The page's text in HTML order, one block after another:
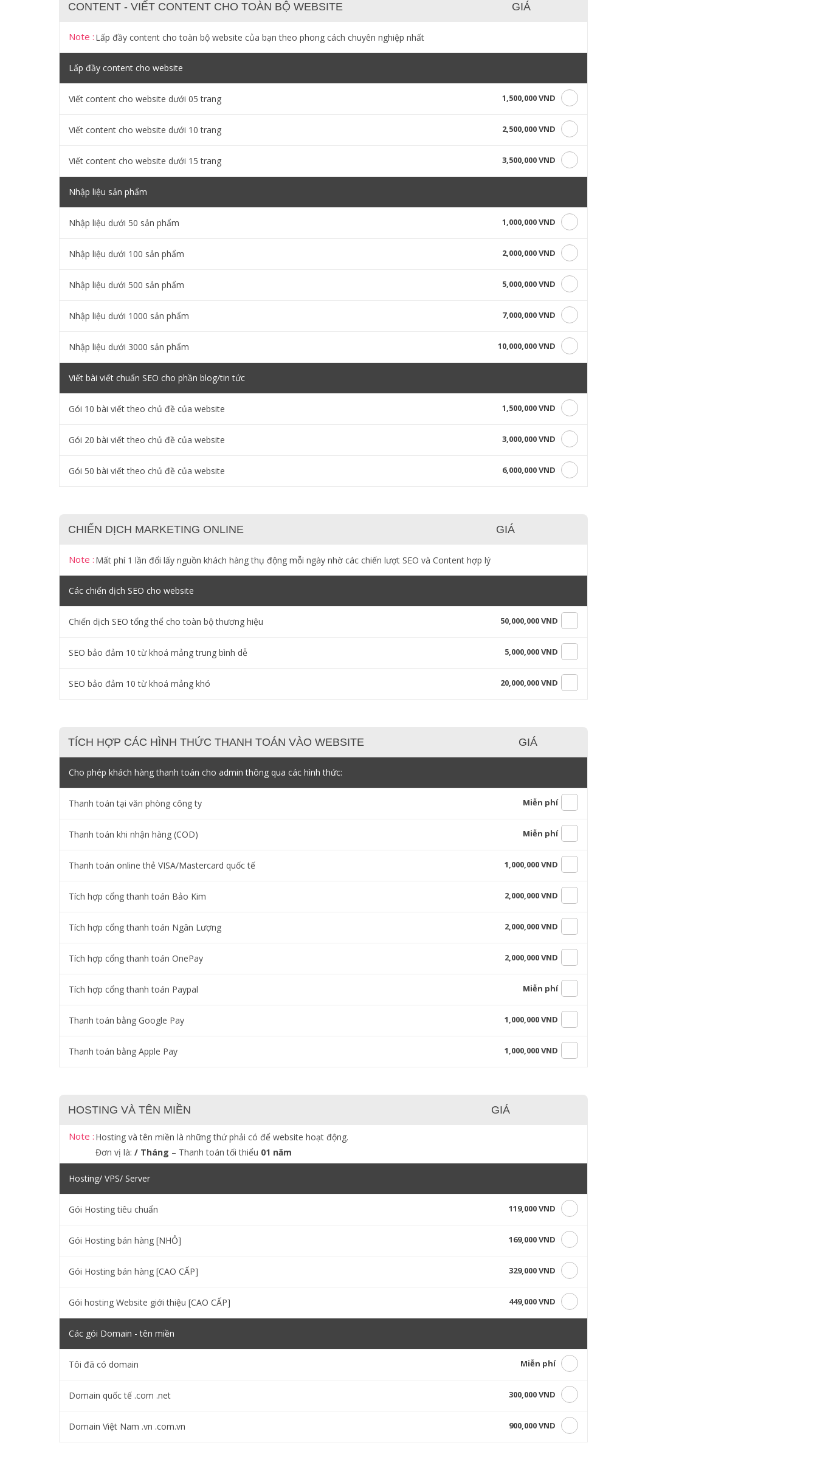
CONTENT - VIẾT CONTENT CHO TOÀN BỘ WEBSITE GIÁ
Note : Lấp đầy content cho toàn bộ website của bạn theo phong cách chuyên nghiệp nhất
Lấp đầy content cho website
Viết content cho website dưới 05 trang 1,500,000 VND
Viết content cho website dưới 10 trang 2,500,000 VND
Viết content cho website dưới 15 trang 3,500,000 VND
Nhập liệu sản phẩm
Nhập liệu dưới 50 sản phẩm 1,000,000 VND
Nhập liệu dưới 100 sản phẩm 2,000,000 VND
Nhập liệu dưới 500 sản phẩm 5,000,000 VND
Nhập liệu dưới 1000 sản phẩm 7,000,000 VND
Nhập liệu dưới 3000 sản phẩm 10,000,000 VND
Viết bài viết chuẩn SEO cho phần blog/tin tức
Gói 10 bài viết theo chủ đề của website 1,500,000 VND
Gói 20 bài viết theo chủ đề của website 3,000,000 VND
Gói 50 bài viết theo chủ đề của website 6,000,000 VND
CHIẾN DỊCH MARKETING ONLINE GIÁ
Note : Mất phí 1 lần đổi lấy nguồn khách hàng thụ động mỗi ngày nhờ các chiến lượt SEO và Content hợp lý
Các chiến dịch SEO cho website
Chiến dịch SEO tổng thể cho toàn bộ thương hiệu 50,000,000 VND
SEO bảo đảm 10 từ khoá mảng trung bình dễ 5,000,000 VND
SEO bảo đảm 10 từ khoá mảng khó 20,000,000 VND
TÍCH HỢP CÁC HÌNH THỨC THANH TOÁN VÀO WEBSITE GIÁ
Cho phép khách hàng thanh toán cho admin thông qua các hình thức:
Thanh toán tại văn phòng công ty Miễn phí
Thanh toán khi nhận hàng (COD) Miễn phí
Thanh toán online thẻ VISA/Mastercard quốc tế 1,000,000 VND
Tích hợp cổng thanh toán Bảo Kim 2,000,000 VND
Tích hợp cổng thanh toán Ngân Lượng 2,000,000 VND
Tích hợp cổng thanh toán OnePay 2,000,000 VND
Tích hợp cổng thanh toán Paypal Miễn phí
Thanh toán bằng Google Pay 1,000,000 VND
Thanh toán bằng Apple Pay 1,000,000 VND
HOSTING VÀ TÊN MIỀN GIÁ
Note : Hosting và tên miền là những thứ phải có để website hoạt động.
Đơn vị là: / Tháng – Thanh toán tối thiểu 01 năm
Hosting/ VPS/ Server
Gói Hosting tiêu chuẩn 119,000 VND
Gói Hosting bán hàng [NHỎ] 169,000 VND
Gói Hosting bán hàng [CAO CẤP] 329,000 VND
Gói hosting Website giới thiệu [CAO CẤP] 449,000 VND
Các gói Domain - tên miền
Tôi đã có domain Miễn phí
Domain quốc tế .com .net 300,000 VND
Domain Việt Nam .vn .com.vn 900,000 VND